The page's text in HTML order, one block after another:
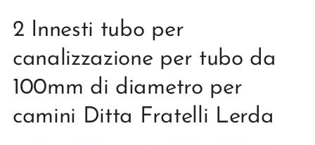
2 Innesti tubo per
canalizzazione per tubo da
100mm di diametro per
camini Ditta Fratelli Lerda